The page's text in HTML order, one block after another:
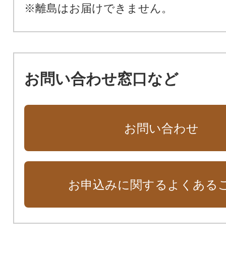
※離島はお届けできません。
お問い合わせ窓口など
お問い合わせ
お申込みに関するよくある